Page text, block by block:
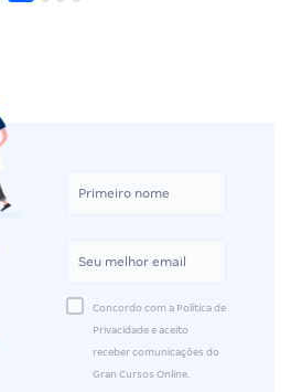
Concordo com a Política de
Privacidade e aceito
receber comunicações do
Gran Cursos Online.